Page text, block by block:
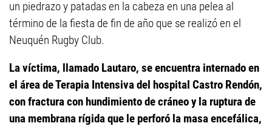
un piedrazo y patadas en la cabeza en una pelea al
término de la fiesta de fin de año que se realizó en el
Neuquén Rugby Club.
La víctima, llamado Lautaro, se encuentra internado en
el área de Terapia Intensiva del hospital Castro Rendón,
con fractura con hundimiento de cráneo y la ruptura de
una membrana rígida que le perforó la masa encefálica,